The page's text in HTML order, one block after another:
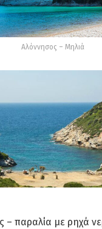
Αλόννησος – Μηλιά
– παραλία με ρηχά